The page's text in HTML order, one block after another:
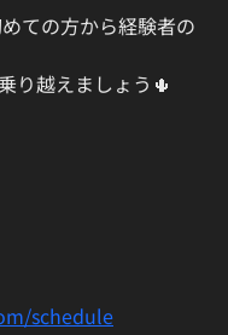
ての方から経験者の
り越えましょう🌵
schedule